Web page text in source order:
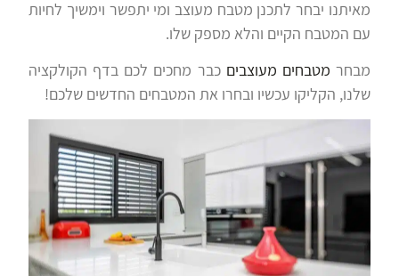
מאיתנו יבחר לתכנן מטבח מעוצב ומי יתפשר וימשיך לחיות
עם המטבח הקיים והלא מספק שלו.
מבחר מטבחים מעוצבים כבר מחכים לכם בדף הקולקציה
שלנו, הקליקו עכשיו ובחרו את המטבחים החדשים שלכם!